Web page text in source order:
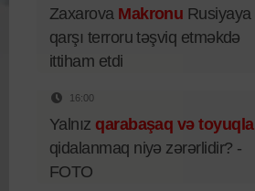
Zaxarova Makronu Rusiyaya
qarşı terroru təşviq etməkdə
ittiham etdi
16:00
Yalnız qarabaşaq və toyuqla
qidalanmaq niyə zərərlidir? -
FOTO